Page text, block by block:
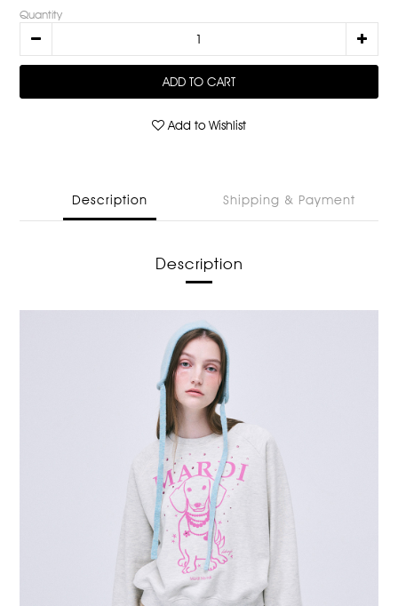
Quantity
ADD TO CART
Add to Wishlist
Description Shipping & Payment
Description